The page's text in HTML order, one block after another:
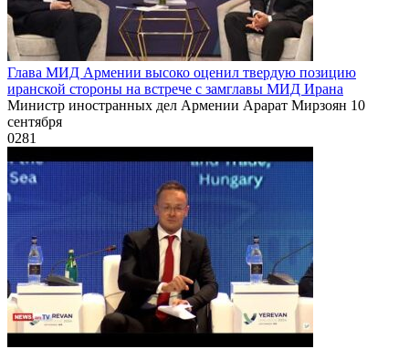
Глава МИД Армении высоко оценил твердую позицию
иранской стороны на встрече с замглавы МИД Ирана
Министр иностранных дел Армении Арарат Мирзоян 10
сентября
0281